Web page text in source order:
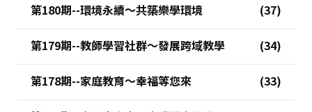
第180期--環境永續～共築樂學環境
第179期--教師學習社群～發展跨域教學
第178期--家庭教育～幸福等您來